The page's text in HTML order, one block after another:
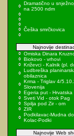
Dramatično u
na 2500 ndm
Češka smrčkovica
Najnovije
Omiska Dinara
Biokovo - vrhovi
Križevci - Kalnik (pl.
Ludbreška
obilaznica
Krma - Triglav 4/
Slovenija
Egeria put - Hrvatska
Sveti Vid - otok Pag
Spilja pod Zir - om
ZIR
Podkilavac-Mudna
Kolac-Podki
Najnovije Web